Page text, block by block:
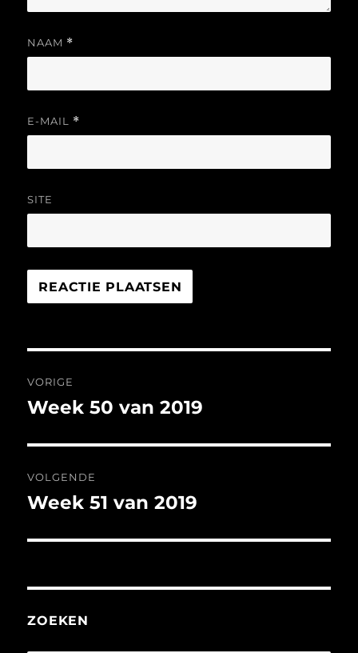
NAAM *
E-MAIL *
SITE
navigatie
VORIGE
Vorig
Week 50 van 2019
VOLGENDE
Volgend
Week 51 van 2019
ZOEKEN